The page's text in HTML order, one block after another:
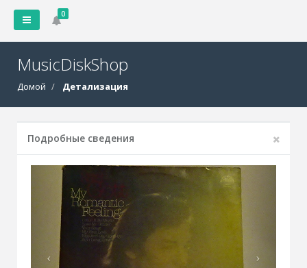
0
MusicDiskShop
Домой Детализация
Подробные сведения